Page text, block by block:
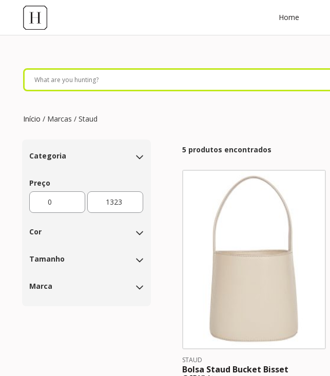
Home
Início / Marcas / Staud
Categoria
Preço
Cor
Tamanho
Marca
5 produtos encontrados
STAUD
Bolsa Staud Bucket Bisset